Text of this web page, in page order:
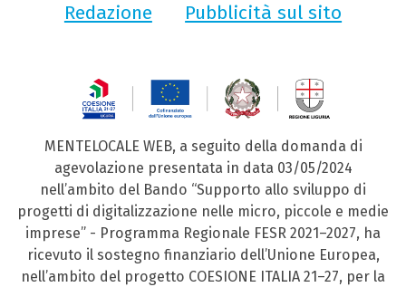
Redazione
Pubblicità sul sito
MENTELOCALE WEB, a seguito della domanda di
agevolazione presentata in data 03/05/2024
nell’ambito del Bando “Supporto allo sviluppo di
progetti di digitalizzazione nelle micro, piccole e medie
imprese” - Programma Regionale FESR 2021–2027, ha
ricevuto il sostegno finanziario dell’Unione Europea,
nell’ambito del progetto COESIONE ITALIA 21–27, per la